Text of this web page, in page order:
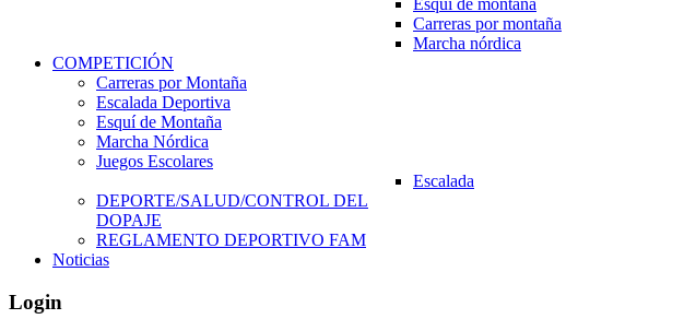
Esquí de montaña
Carreras por montaña
Marcha nórdica
COMPETICIÓN
Carreras por Montaña
Escalada Deportiva
Esquí de Montaña
Marcha Nórdica
Juegos Escolares
Escalada
DEPORTE/SALUD/CONTROL DEL
DOPAJE
REGLAMENTO DEPORTIVO FAM
Noticias
Login